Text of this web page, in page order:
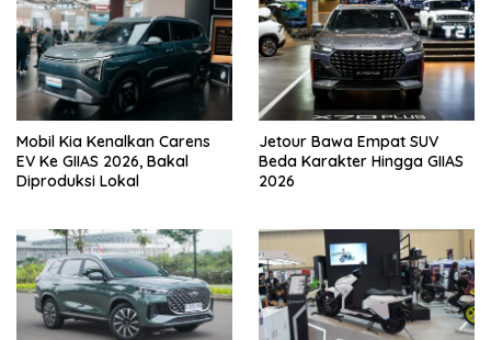
Mobil Kia Kenalkan Carens
EV Ke GIIAS 2026, Bakal
Diproduksi Lokal
Jetour Bawa Empat SUV
Beda Karakter Hingga GIIAS
2026